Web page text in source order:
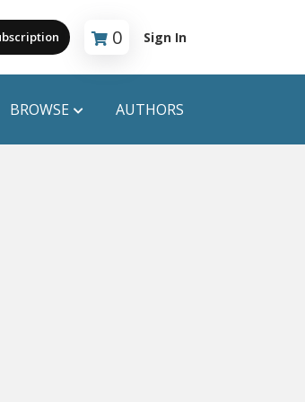
0
is empty
Sign In
BROWSE AUTHORS